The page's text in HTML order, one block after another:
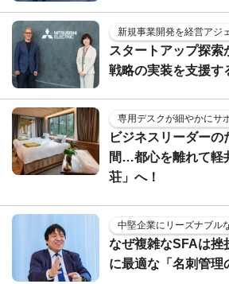
新規事業開発を経営アジ
スタートアップ探
戦略の実装を支援す
専用デスクが細やかにサ
ビジネスリーダーの
間…都心を離れて軽
荘」へ！
中堅企業にリーズナブル
なぜ複雑なSFAは挫
に最適な「名刺管理